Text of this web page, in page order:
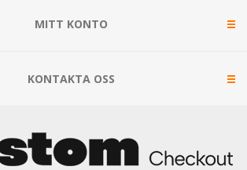
MITT KONTO
KONTAKTA OSS